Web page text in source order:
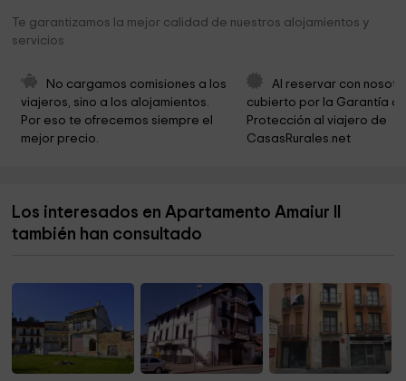
Parroquia De San Pedro
Parque Los Llanos
Iglesia Santa Maria Jus del Castillo
Capuchinos 0,6 km
Ermita de San Lorenzo
Te garantizamos la mejor calidad de nuestros alojamientos y
servicios
No cargamos comisiones a los
viajeros, sino a los alojamientos.
Por eso te ofrecemos siempre el
mejor precio.
Al reservar con
cubierto por la Garantía
Protección al viajero de
CasasRurales.net
Los interesados en Apartamento Amaiur II
también han consultado